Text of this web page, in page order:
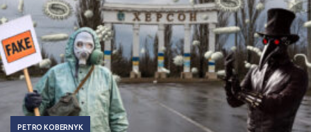
PETRO KOBERNYK